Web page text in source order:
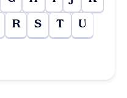
R S T U